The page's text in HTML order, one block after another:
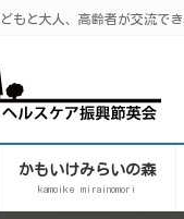
もと大人、高齢者が交流で
かもいけみらいの森
kamoike mirainomori